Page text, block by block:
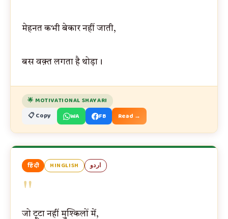
मेहनत कभी बेकार नहीं जाती,
बस वक़्त लगता है थोड़ा।
🌟 MOTIVATIONAL SHAYARI
📋 Copy WA FB Read →
हिंदी HINGLISH اردو
"
जो टूटा नहीं मुश्किलों में,